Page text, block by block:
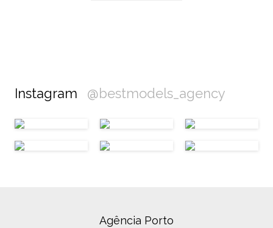
Instagram @bestmodels_agency
Agência Porto